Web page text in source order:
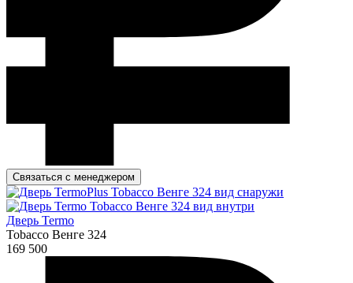
Связаться с менеджером
Дверь Termo
Tobacco Венге 324
169 500